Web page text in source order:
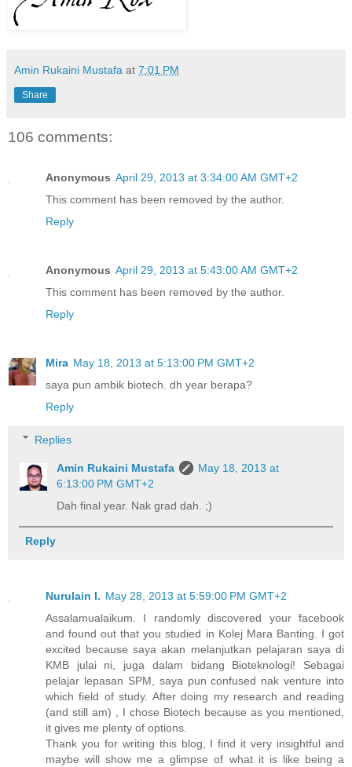
Amin Rukaini Mustafa at 7:01 PM
Share
106 comments:
Anonymous April 29, 2013 at 3:34:00 AM GMT+2
This comment has been removed by the author.
Reply
Anonymous April 29, 2013 at 5:43:00 AM GMT+2
This comment has been removed by the author.
Reply
Mira May 18, 2013 at 5:13:00 PM GMT+2
saya pun ambik biotech. dh year berapa?
Reply
Replies
Amin Rukaini Mustafa
May 18, 2013 at
6:13:00 PM GMT+2
Dah final year. Nak grad dah. ;)
Reply
Nurulain I. May 28, 2013 at 5:59:00 PM GMT+2
Assalamualaikum. I randomly discovered your facebook
and found out that you studied in Kolej Mara Banting. I got
excited because saya akan melanjutkan pelajaran saya di
KMB julai ni, juga dalam bidang Bioteknologi! Sebagai
pelajar lepasan SPM, saya pun confused nak venture into
which field of study. After doing my research and reading
(and still am) , I chose Biotech because as you mentioned,
it gives me plenty of options.
Thank you for writing this blog, I find it very insightful and
maybe will show me a glimpse of what it is like being a